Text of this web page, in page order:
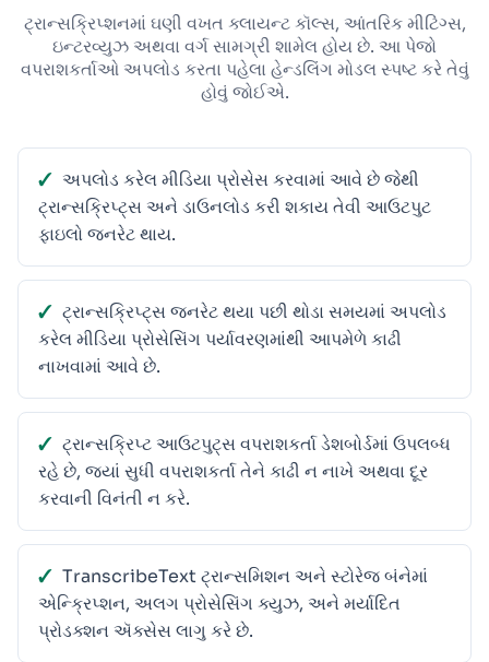
ટ્રાન્સક્રિપ્શનમાં ઘણી વખત ક્લાયન્ટ કૉલ્સ, આંતરિક મીટિંગ્સ,
ઇન્ટરવ્યુઝ અથવા વર્ગ સામગ્રી શામેલ હોય છે. આ પેજો
વપરાશકર્તાઓ અપલોડ કરતા પહેલા હેન્ડલિંગ મોડલ સ્પષ્ટ કરે તેવું
હોવું જોઈએ.
અપલોડ કરેલ મીડિયા પ્રોસેસ કરવામાં આવે છે જેથી
ટ્રાન્સક્રિપ્ટ્સ અને ડાઉનલોડ કરી શકાય તેવી આઉટપુટ
ફાઇલો જનરેટ થાય.
ટ્રાન્સક્રિપ્ટ્સ જનરેટ થયા પછી થોડા સમયમાં અપલોડ
કરેલ મીડિયા પ્રોસેસિંગ પર્યાવરણમાંથી આપમેળે કાઢી
નાખવામાં આવે છે.
ટ્રાન્સક્રિપ્ટ આઉટપુટ્સ વપરાશકર્તા ડેશબોર્ડમાં ઉપલબ્ધ
રહે છે, જ્યાં સુધી વપરાશકર્તા તેને કાઢી ન નાખે અથવા દૂર
કરવાની વિનંતી ન કરે.
TranscribeText ટ્રાન્સમિશન અને સ્ટોરેજ બંનેમાં
એન્ક્રિપ્શન, અલગ પ્રોસેસિંગ ક્યુઝ, અને મર્યાદિત
પ્રોડક્શન ઍક્સેસ લાગુ કરે છે.